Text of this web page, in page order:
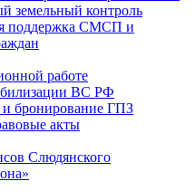
земельный контроль
поддержка СМСП и
работе
ВС РФ
бронирование ГПЗ
акты
Слюдянского